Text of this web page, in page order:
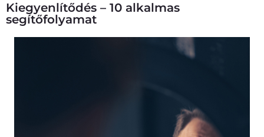
Kiegyenlítődés – 10 alkalmas
segítőfolyamat